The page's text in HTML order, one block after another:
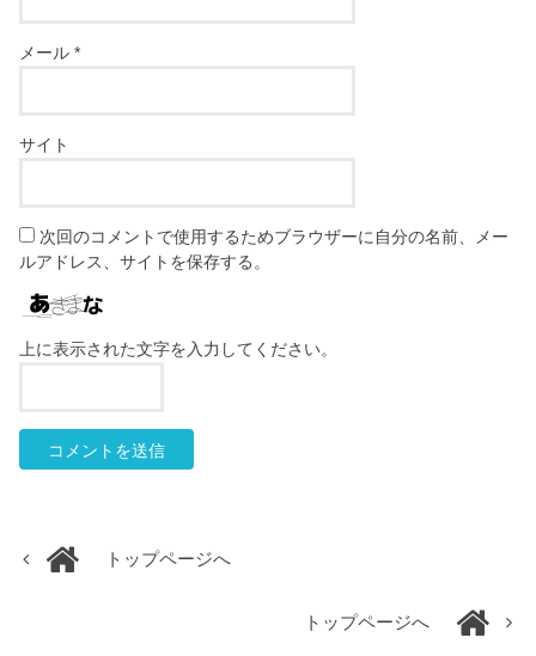
メール*
サイト
次回のコメントで使用するためブラウザーに自分の名前、メー
ルアドレス、サイトを保存する。
上に表示された文字を入力してください。
トップページへ
トップページへ